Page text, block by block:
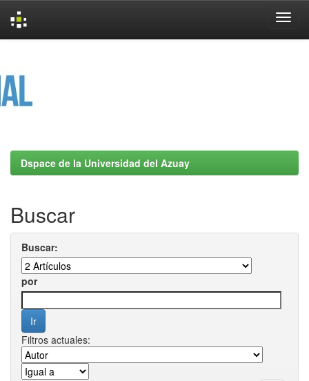
Dspace de la Universidad del Azuay
Buscar
Buscar:
por
Filtros actuales: